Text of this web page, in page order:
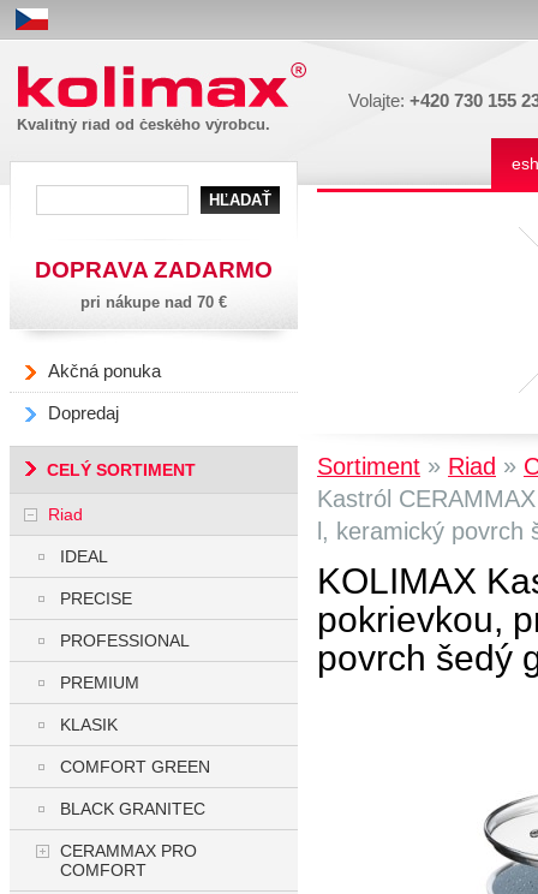
Kolimax
Sortiment » Riad »
Kastról
l, keramický povrch
KOLIMAX
pokrievkou,
povrch šedý
DOPRAVA ZADARMO
pri nákupe nad 70 €
Akčná ponuka
Dopredaj
CELÝ SORTIMENT
Riad
IDEAL
PRECISE
PROFESSIONAL
PREMIUM
KLASIK
COMFORT GREEN
BLACK GRANITEC
CERAMMAX PRO
COMFORT
Kvalitný riad od českého výrobcu.
Volajte: +420 730 155